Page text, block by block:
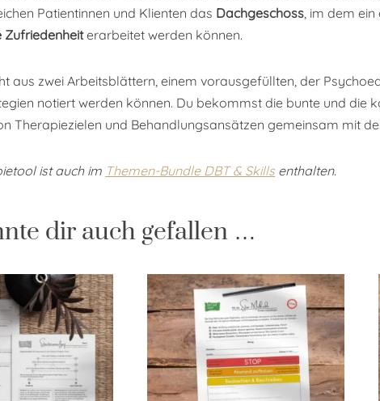
Patientinnen und Klienten das Dachgeschoss , im dem
Zufriedenheiterarbeitet werden können.
aus zwei Arbeitsblättern, einem vorausgefüllten, der
notiert werden können. Du bekommst die bunte und
Therapiezielen und Behandlungsansätzen gemeinsam mit
ist auch im Themen-Bundle DBT & Skills enthalten.
dir auch gefallen …